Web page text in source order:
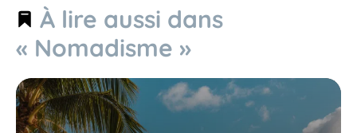
À lire aussi dans
« Nomadisme »